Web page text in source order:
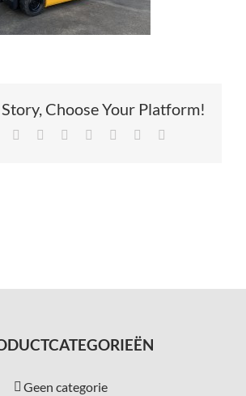
Choose Your Platform!
Reddit LinkedIn
TumblrPinterest Xing
Geen categorie